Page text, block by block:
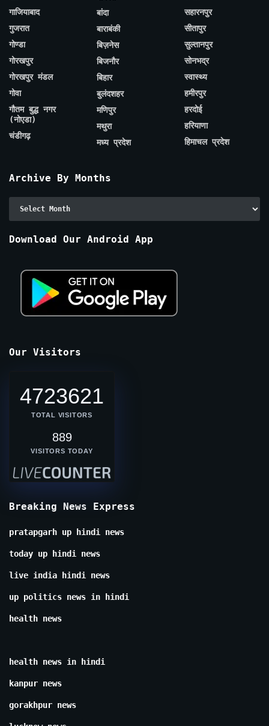
गाजियाबाद
गुजरात
गोण्डा
गोरखपुर
गोरखपुर मंडल
गोवा
गौतम बुद्ध नगर
(नोएडा)
चंडीगढ़
बांदा
बाराबंकी
बिज़नेस
बिजनौर
बिहार
बुलंदशहर
मणिपुर
मथुरा
मध्य प्रदेश
सहारनपुर
सीतापुर
सुल्तानपुर
सोनभद्र
स्वास्थ्य
हमीरपुर
हरदोई
हरियाणा
हिमाचल प्रदेश
Archive By Months
Download Our Android App
Our Visitors
4723621
TOTAL VISITORS
889
VISITORS TODAY
Breaking News Express
pratapgarh up hindi news
today up hindi news
live india hindi news
up politics news in hindi
health news
health news in hindi
kanpur news
gorakhpur news